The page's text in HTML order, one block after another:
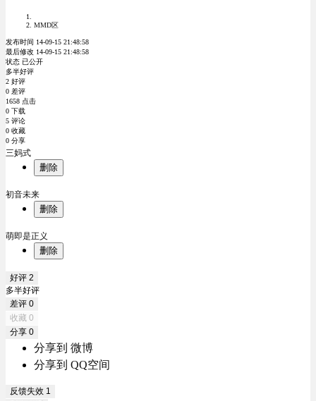
MMD区
发布时间 14-09-15 21:48:58
最后修改 14-09-15 21:48:58
状态 已公开
多半好评
2 好评
0 差评
1658 点击
0 下载
5 评论
0 收藏
0 分享
三妈式
删除
初音未来
删除
萌即是正义
删除
好评 2
多半好评
差评 0
收藏 0
分享 0
分享到 微博
分享到 QQ空间
反馈失效 1